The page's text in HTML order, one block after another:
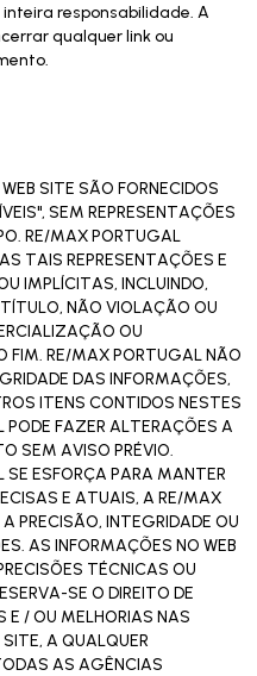
responsabilidade. A
qualquer link ou
SITE SÃO FORNECIDOS
SEM REPRESENTAÇÕES
RE/MAX PORTUGAL
TAIS REPRESENTAÇÕES E
IMPLÍCITAS, INCLUINDO,
NÃO VIOLAÇÃO OU
OU
FIM. RE/MAX PORTUGAL NÃO
DAS INFORMAÇÕES,
ITENS CONTIDOS NESTES
FAZER ALTERAÇÕES A
SEM AVISO PRÉVIO.
ESFORÇA PARA MANTER
E ATUAIS, A RE/MAX
PRECISÃO, INTEGRIDADE OU
AS INFORMAÇÕES NO WEB
TÉCNICAS OU
SE O DIREITO DE
E / OU MELHORIAS NAS
A QUALQUER
AS AGÊNCIAS